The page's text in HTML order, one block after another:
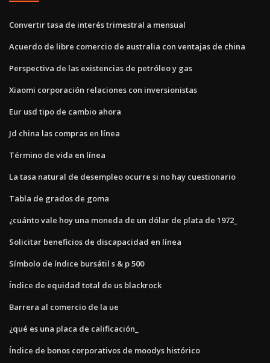
Convertir tasa de interés trimestral a mensual
Acuerdo de libre comercio de australia con ventajas de china
Perspectiva de las existencias de petróleo y gas
Xiaomi corporación relaciones con inversionistas
Eur usd tipo de cambio ahora
Jd china las compras en línea
Término de vida en línea
La tasa natural de desempleo ocurre si no hay cuestionario
Tabla de grados de goma
¿cuánto vale hoy una moneda de un dólar de plata de 1972_
Solicitar beneficios de discapacidad en línea
Símbolo de índice bursátil s & p 500
Índice de equidad total de us blackrock
Barrera al comercio de la ue
¿qué es una placa de calificación_
Índice de bonos corporativos de moodys histórico